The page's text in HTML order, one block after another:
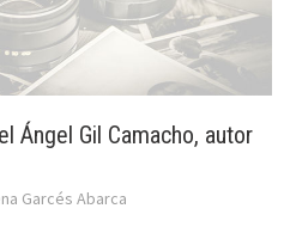
Ángel Gil Camacho, autor
Garcés Abarca